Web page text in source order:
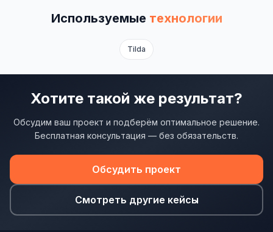
Контент для соцсетей
Техническая документация
ВИДЕОПРОДАКШН
Видео для соцсетей
Используемые технологии
Tilda
Хотите такой же результат?
Обсудим ваш проект и подберём оптимальное решение.
Бесплатная консультация — без обязательств.
Обсудить проект
Смотреть другие кейсы